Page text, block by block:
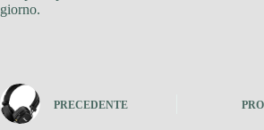
giorno.
PRECEDENTE